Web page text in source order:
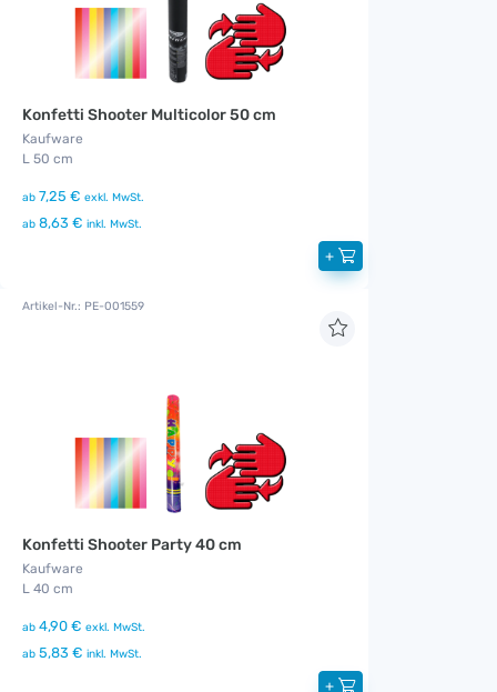
Konfetti Shooter Multicolor 50 cm
Kaufware
L 50 cm
ab 7,25 € exkl. MwSt.
ab 8,63 € inkl. MwSt.
+
Artikel-Nr.: PE-001559
Konfetti Shooter Party 40 cm
Kaufware
L 40 cm
ab 4,90 € exkl. MwSt.
ab 5,83 € inkl. MwSt.
+